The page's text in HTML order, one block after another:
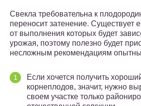
Свекла требовательна к
переносит затенение. Существует
от выполнения которых будет
урожая, поэтому полезно будет
несложным рекомендациям
Если хочется получить
корнеплодов, значит, нужно
своем участке только